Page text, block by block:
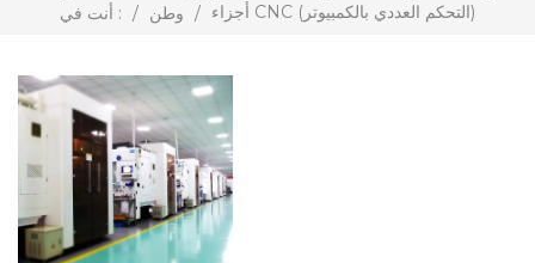
أنت في : / وطن / أجزاء CNC (التحكم العددي بالكمبيوتر)